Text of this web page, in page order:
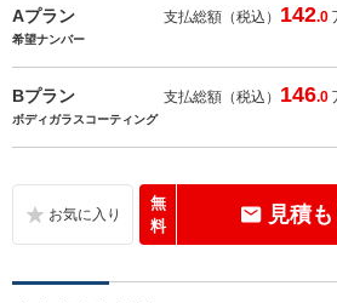
Aプラン 支払総額（税込） 142.0
希望ナンバー
Bプラン 支払総額（税込） 146.0
ボディガラスコーティング
無
料
見積